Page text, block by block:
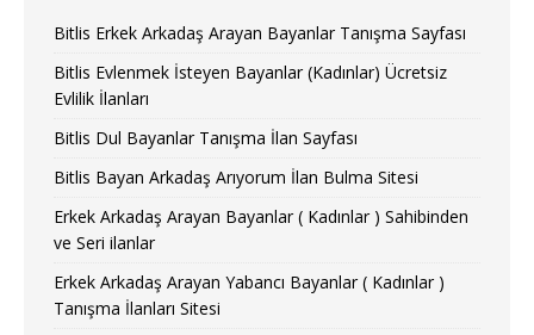
Bitlis Erkek Arkadaş Arayan Bayanlar Tanışma Sayfası
Bitlis Evlenmek İsteyen Bayanlar (Kadınlar) Ücretsiz
Evlilik İlanları
Bitlis Dul Bayanlar Tanışma İlan Sayfası
Bitlis Bayan Arkadaş Arıyorum İlan Bulma Sitesi
Erkek Arkadaş Arayan Bayanlar ( Kadınlar ) Sahibinden
ve Seri ilanlar
Erkek Arkadaş Arayan Yabancı Bayanlar ( Kadınlar )
Tanışma İlanları Sitesi